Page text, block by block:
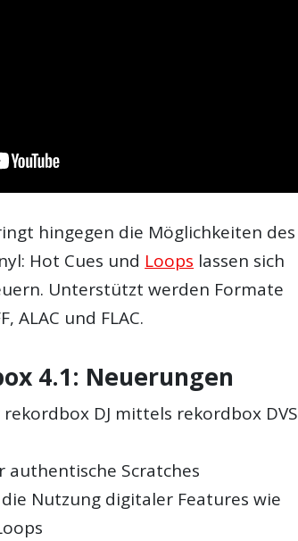
hingegen die Möglichkeiten des
Hot Cues und Loops lassen sich
Unterstützt werden Formate
ALAC und FLAC.
4.1: Neuerungen
DJ mittels rekordbox DVS
authentische Scratches
Nutzung digitaler Features wie